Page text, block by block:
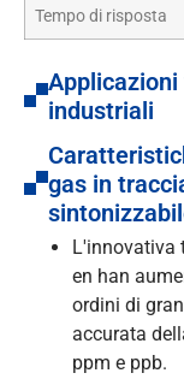
Tempo di risposta
industriali
gas in
L'innovativa
en han
ordini di
accurata
ppm e ppb.